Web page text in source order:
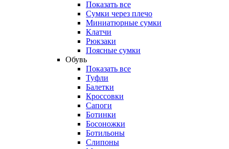
Показать все
Сумки через плечо
Миниатюрные cумки
Клатчи
Рюкзаки
Поясные сумки
Обувь
Показать все
Туфли
Балетки
Кроссовки
Сапоги
Ботинки
Босоножки
Ботильоны
Слипоны